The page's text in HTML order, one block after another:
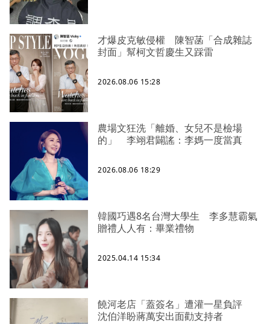
才爆皮克敏侵權 陳智菡「合成雜誌
封面」幫柯文哲慶生又踩雷
2026.08.06 15:28
農場文狂洗「離婚、女兒不是檢場
的」 李翊君闢謠：李媽一度當真
2026.08.06 18:29
韓國巧遇8名台灣大學生 李多慧霸氣
贈禮人人有：畢業禮物
2025.04.14 15:34
饒河老店「蓋簽名」遭灌一星負評
沈伯洋盼蔣萬安出面勸支持者